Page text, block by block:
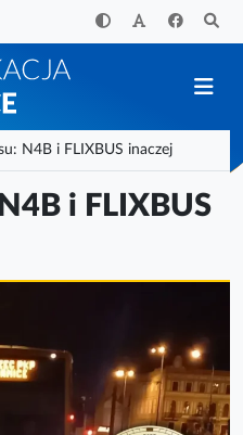
N4B i FLIXBUS inaczej
i FLIXBUS